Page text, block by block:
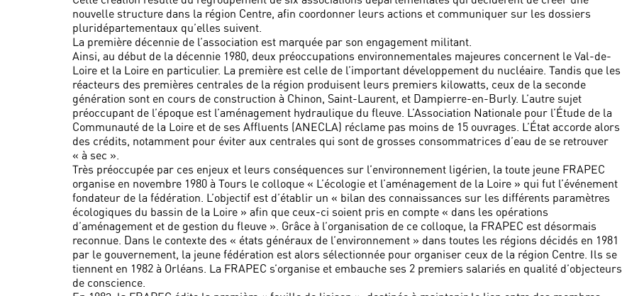
nouvelle structure dans la région Centre, afin coordonner leurs actions et communiquer sur les dossiers
pluridépartementaux qu’elles suivent.
La première décennie de l’association est marquée par son engagement militant.
Ainsi, au début de la décennie 1980, deux préoccupations environnementales majeures concernent le Val-de-
Loire et la Loire en particulier. La première est celle de l’important développement du nucléaire. Tandis que les
réacteurs des premières centrales de la région produisent leurs premiers kilowatts, ceux de la seconde
génération sont en cours de construction à Chinon, Saint-Laurent, et Dampierre-en-Burly. L’autre sujet
préoccupant de l’époque est l’aménagement hydraulique du fleuve. L’Association Nationale pour l’Étude de la
Communauté de la Loire et de ses Affluents (ANECLA) réclame pas moins de 15 ouvrages. L’État accorde alors
des crédits, notamment pour éviter aux centrales qui sont de grosses consommatrices d’eau de se retrouver
« à sec ».
Très préoccupée par ces enjeux et leurs conséquences sur l’environnement ligérien, la toute jeune FRAPEC
organise en novembre 1980 à Tours le colloque « L’écologie et l’aménagement de la Loire » qui fut l’événement
fondateur de la fédération. L’objectif est d’établir un « bilan des connaissances sur les différents paramètres
écologiques du bassin de la Loire » afin que ceux-ci soient pris en compte « dans les opérations
d’aménagement et de gestion du fleuve ». Grâce à l’organisation de ce colloque, la FRAPEC est désormais
reconnue. Dans le contexte des « états généraux de l’environnement » dans toutes les régions décidés en 1981
par le gouvernement, la jeune fédération est alors sélectionnée pour organiser ceux de la région Centre. Ils se
tiennent en 1982 à Orléans. La FRAPEC s’organise et embauche ses 2 premiers salariés en qualité d’objecteurs
de conscience.